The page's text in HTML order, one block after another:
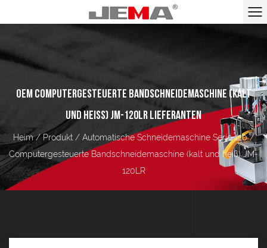
OEM COMPUTERGESTEUERTE BANDSCHNEIDEMASCHINE (KALT
UND HEISS) JM-120LR LIEFERANTEN
Heim/Produkt/ Automatische Schneidemaschine Serie 120/
Computergesteuerte Bandschneidemaschine (kalt und heiß) JM-
120LR